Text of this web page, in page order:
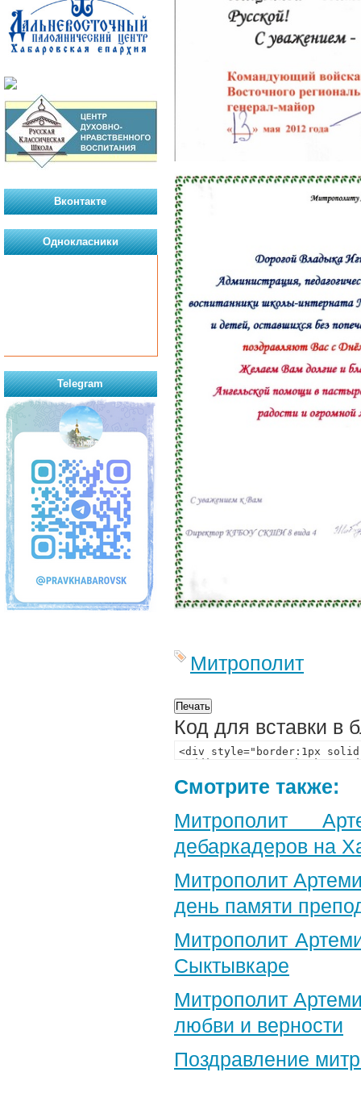
Митрополит
Код для вставки в
Смотрите также:
Митрополит
дебаркадеров на
Митрополит
день памяти
Митрополит
Сыктывкаре
Митрополит
любви и верности
Поздравление​
Вконтакте
Однокласники
Telegram